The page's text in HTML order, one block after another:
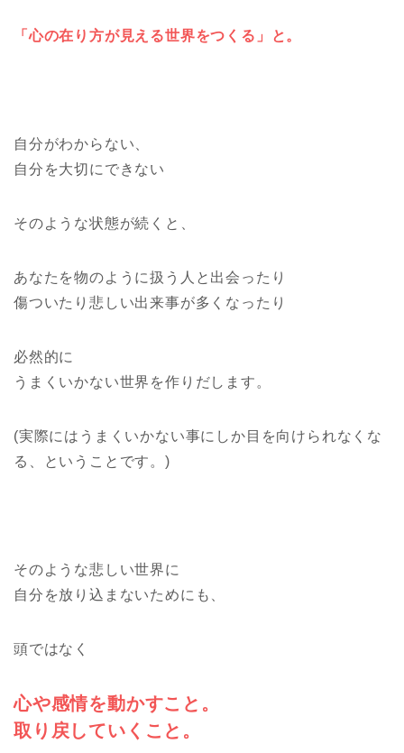
「心の在り方が見える世界をつくる」と。
自分がわからない、
自分を大切にできない
そのような状態が続くと、
あなたを物のように扱う人と出会ったり
傷ついたり悲しい出来事が多くなったり
必然的に
うまくいかない世界を作りだします。
(実際にはうまくいかない事にしか目を向けられなくな
る、ということです。)
そのような悲しい世界に
自分を放り込まないためにも、
頭ではなく
心や感情を動かすこと。
取り戻していくこと。